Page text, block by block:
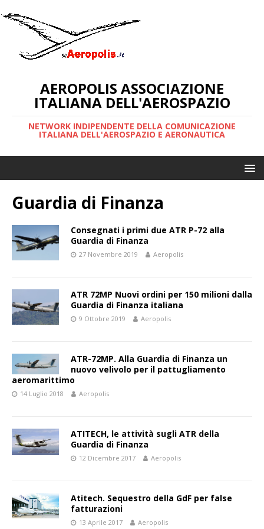
AEROPOLIS ASSOCIAZIONE
ITALIANA DELL'AEROSPAZIO
NETWORK INDIPENDENTE DELLA COMUNICAZIONE
ITALIANA DELL'AEROSPAZIO E AERONAUTICA
Guardia di Finanza
Consegnati i primi due ATR P-72 alla
Guardia di Finanza
27 Novembre 2019 Aeropolis
ATR 72MP Nuovi ordini per 150 milioni dalla
Guardia di Finanza italiana
9 Ottobre 2019 Aeropolis
ATR-72MP. Alla Guardia di Finanza un
nuovo velivolo per il pattugliamento
aeromarittimo
14 Luglio 2018 Aeropolis
ATITECH, le attività sugli ATR della
Guardia di Finanza
12 Dicembre 2017 Aeropolis
Atitech. Sequestro della GdF per false
fatturazioni
13 Aprile 2017 Aeropolis